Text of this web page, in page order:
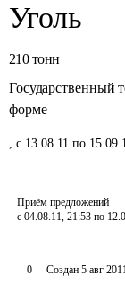
Уголь
210 тонн
Государственный
форме
, с 13.08.11 по
Приём предложений
с 04.08.11, 21:53 по
0 Создан 5 авг